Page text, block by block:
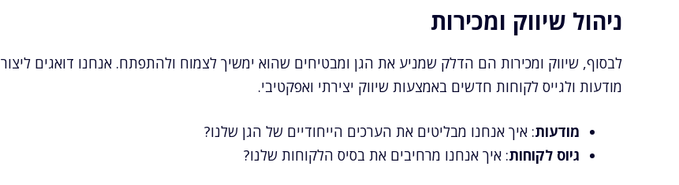
ניהול שיווק ומכירות
לבסוף, שיווק ומכירות הם הדלק שמניע את הגן ומבטיחים שהוא ימשיך לצמוח ולהתפתח. אנחנו דואגים ליצור
מודעות ולגייס לקוחות חדשים באמצעות שיווק יצירתי ואפקטיבי.
מודעות: איך אנחנו מבליטים את הערכים הייחודיים של הגן שלנו?
גיוס לקוחות: איך אנחנו מרחיבים את בסיס הלקוחות שלנו?